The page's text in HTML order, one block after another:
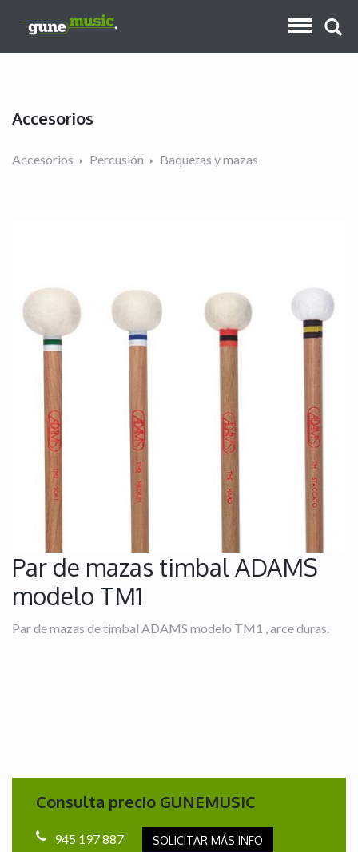
Accesorios
Accesorios Percusión Baquetas y mazas
Par de mazas timbal ADAMS
modelo TM1
Par de mazas de timbal ADAMS modelo TM1 , arce duras.
Consulta precio GUNEMUSIC
945 197 887 SOLICITAR MÁS INFO